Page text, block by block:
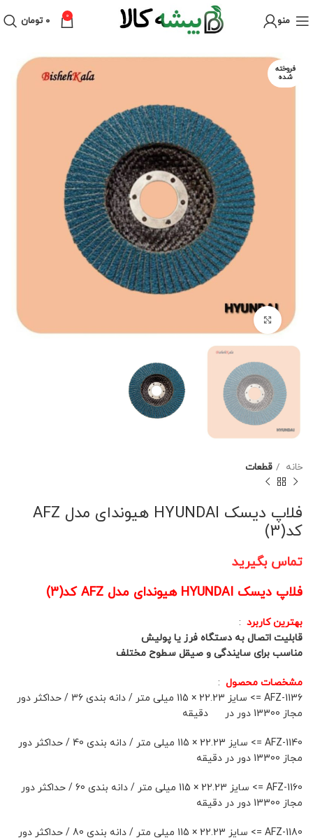
منو 0 ۰ تومان
فروخته
شده
خانه قطعات
فلاپ دیسک HYUNDAI هیوندای مدل AFZ
کد(3)
تماس بگیرید
فلاپ دیسک HYUNDAI هیوندای مدل AFZ کد(3)
بهترین کاربرد :
قابلیت اتصال به دستگاه فرز یا پولیش
مناسب برای سایندگی و صیقل سطوح مختلف
مشخصات محصول :
AFZ-1136 => سایز 22.23 × 115 میلی متر / دانه بندی 36 / حداکثر دور
مجاز 13300 دور در دقیقه
AFZ-1140 => سایز 22.23 × 115 میلی متر / دانه بندی 40 / حداکثر دور
مجاز 13300 دور در دقیقه
AFZ-1160 => سایز 22.23 × 115 میلی متر / دانه بندی 60 / حداکثر دور
مجاز 13300 دور در دقیقه
AFZ-1180 => سایز 22.23 × 115 میلی متر / دانه بندی 80 / حداکثر دور